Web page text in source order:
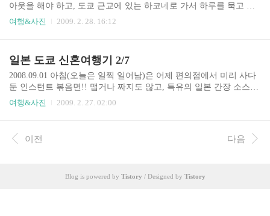
니다. 전날은 움직이기 바빠서 여관 모습을 찍지도 못했네요. 여관이
라고는 해도 일본 전통 여관은 웬만한 호텔보다 비쌉니다. 제가 있었
던 미야카와 료칸의 숙박료는 1박에 4..
아웃을 해야 하고, 도쿄 근교에 있는 하코네로 가서 하루를 묵고 다
시 이곳에 올 예정입니다만, 하코네에 가기 전에 다이칸야마에 가기
도시락을 샀는데, 그럭저럭 먹을만 했습니다. 하코네에 하루동안 가
기 위해 숙소를 비워야 했기에 짐을 정리했죠. 오크우드는 최소 3일
이상 있어야만 합니다. 그래서 여행 4째날 아니면 5째날에 하코네에
갈 수 밖에 없었는데, 쉽게 보자면 아래 표를 보면 됩니다. 일정 : 7박
8일 08.30(토) 08.31(일) 09...
여행&사진 2009. 2. 28. 16:12
일본 도쿄 신혼여행기 2/7
2008.09.01 아침(오늘은 일찍 일어남)은 어제 편의점에서 미리 사다
둔 인스턴트 볶음면!! 맵거나 짜지도 않고, 특유의 일본 간장 소스향
이 가득했다. 포장을 꼼꼼하게 한 것 또한 인상적이었다. 끓는 물을
C3번 출구로 나가다 보면 소니 쇼룸이 있다. 요즘 소니는 예전만큼
못하긴 해도 세계적인 전자 회사인 만큼 지나가는 길에 한 번 정도는
한 층을 보는데 몇 분이면 충분하죠. 현대적이면서도 고풍스러운 분
여행&사진 2009. 2. 27. 02:00
이전 다음
Blog is powered by Tistory / Designed by Tistory